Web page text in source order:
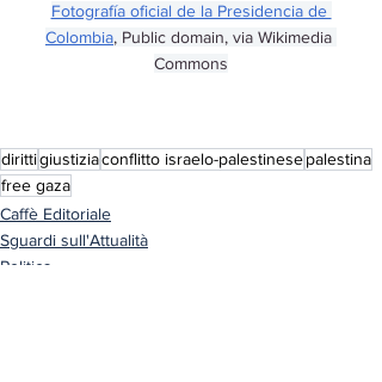
Fotografía oficial de la Presidencia de
Colombia, Public domain, via Wikimedia
Commons
dirittigiustiziaconflitto israelo-palestinesepalestina
free gaza
Caffè Editoriale
Sguardi sull'Attualità
Politica